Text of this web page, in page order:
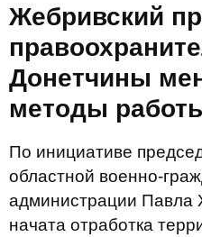
Жебривский
Донетчины
методы
По инициативе
областной военно-
администрации Павла
начата отработка